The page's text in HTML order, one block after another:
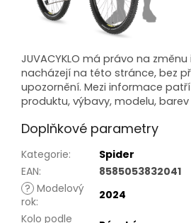
JUVACYKLO má právo na změnu
nacházejí na této stránce, bez
upozornění. Mezi informace
produktu, výbavy, modelu,
Doplňkové parametry
Kategorie:
Spider
EAN:
8585053832041
? Modelový
rok:
2024
Kolo podle